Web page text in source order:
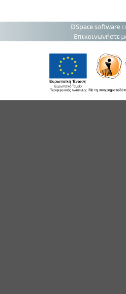
DSpace software
Επικοινωνήστε